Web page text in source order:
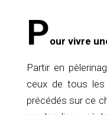
Pour vivre
Partir en
ceux de tous
précédés sur ce